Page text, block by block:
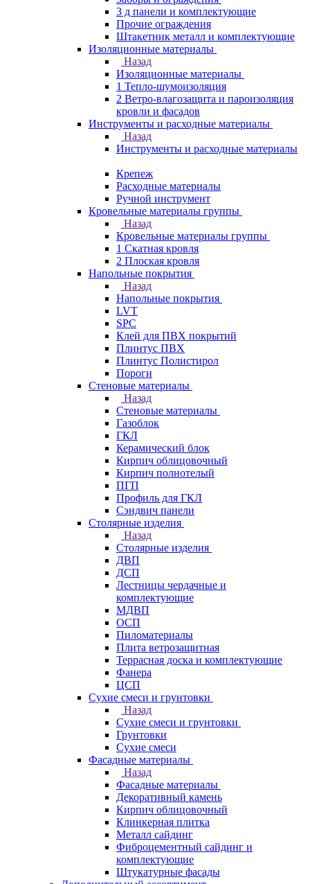
3 д панели и комплектующие
Прочие ограждения
Штакетник металл и комплектующие
Изоляционные материалы
Назад
Изоляционные материалы
1 Тепло-шумоизоляция
2 Ветро-влагозащита и пароизоляция
кровли и фасадов
Инструменты и расходные материалы
Назад
Инструменты и расходные материалы
Крепеж
Расходные материалы
Ручной инструмент
Кровельные материалы группы
Назад
Кровельные материалы группы
1 Скатная кровля
2 Плоская кровля
Напольные покрытия
Назад
Напольные покрытия
LVT
SPC
Клей для ПВХ покрытий
Плинтус ПВХ
Плинтус Полистирол
Пороги
Стеновые материалы
Назад
Стеновые материалы
Газоблок
ГКЛ
Керамический блок
Кирпич облицовочный
Кирпич полнотелый
ПГП
Профиль для ГКЛ
Сэндвич панели
Столярные изделия
Назад
Столярные изделия
ДВП
ДСП
Лестницы чердачные и
комплектующие
МДВП
ОСП
Пиломатериалы
Плита ветрозащитная
Террасная доска и комплектующие
Фанера
ЦСП
Сухие смеси и грунтовки
Назад
Сухие смеси и грунтовки
Грунтовки
Сухие смеси
Фасадные материалы
Назад
Фасадные материалы
Декоративный камень
Кирпич облицовочный
Клинкерная плитка
Металл сайдинг
Фиброцементный сайдинг и
комплектующие
Штукатурные фасады